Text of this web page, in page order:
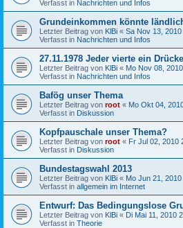
Verfasst in Nachrichten und Infos
Grundeinkommen könnte
Letzter Beitrag von KlBi « Sa Nov 13,
Verfasst in Nachrichten und Infos
27.11.1978 Jeder vierte ein
Letzter Beitrag von KlBi « Mo Nov 08,
Verfasst in Nachrichten und Infos
Bafög unser Thema
Letzter Beitrag von root « Mo Okt 04,
Verfasst in Diskussion
Kopfpauschale unser Thema?
Letzter Beitrag von root « Fr Jul 02, 2010
Verfasst in Diskussion
Bundestagswahl 2013
Letzter Beitrag von KlBi « Mo Jun 21,
Verfasst in allgemein im Internet
Entwurf: Das Bedingungslose
Letzter Beitrag von KlBi « Di Mai 11, 2010
Verfasst in Theorie